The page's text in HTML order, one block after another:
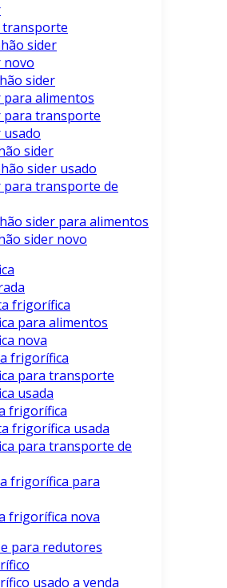
transporte
sider
novo
sider
para alimentos
para transporte
usado
sider
sider usado
para transporte de
sider para alimentos
sider novo
frigorífica
para alimentos
nova
frigorífica
para transporte
usada
frigorífica
frigorífica usada
para transporte de
frigorífica para
frigorífica nova
para redutores
usado a venda